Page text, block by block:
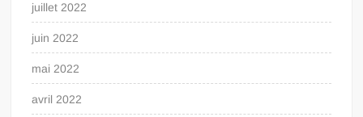
juillet 2022
juin 2022
mai 2022
avril 2022